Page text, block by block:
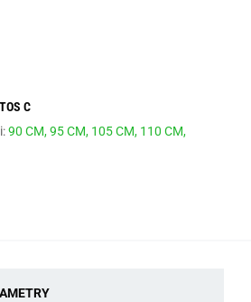
C
90 CM,95 CM, 105 CM, 110 CM,